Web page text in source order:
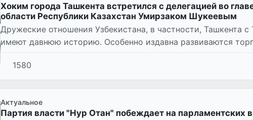
Хоким города Ташкента встретился с делегацией во
области Республики Казахстан Умирзаком Шукеевым
Дружеские отношения Узбекистана, в частности, Ташкента с
имеют давнюю историю. Особенно издавна развиваются
отношения. Сегодняшняя встр...
1580
Актуальное
Партия власти "Нур Отан" побеждает на парламентских